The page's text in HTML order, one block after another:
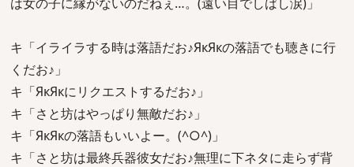
キ「イライラする時は落語だお♪ЯкЯкの落語でも聴きに行
くだお♪」
キ「ЯкЯкにリクエストするだお♪」
キ「さと坊はやっぱり無敵だお♪」
キ「ЯкЯкの落語もいいよー。(^○^)」
キ「さと坊は最終兵器彼女だお♪無理に下ネタに走らず背